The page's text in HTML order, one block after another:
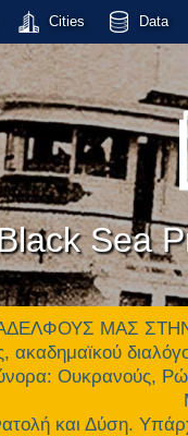
Cities Data
Sea
ΜΑΣ ΣΤΗΝ
ακαδημαϊκού
Ουκρανούς,
και Δύση.